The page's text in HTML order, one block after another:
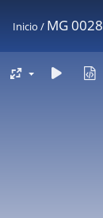
Inicio / MG 0028